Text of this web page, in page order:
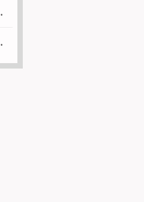
rakip oldu!
geçirdi